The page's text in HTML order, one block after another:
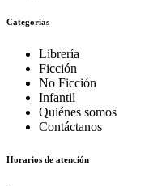
Categorías
Librería
Ficción
No Ficción
Infantil
Quiénes somos
Contáctanos
Horarios de atención